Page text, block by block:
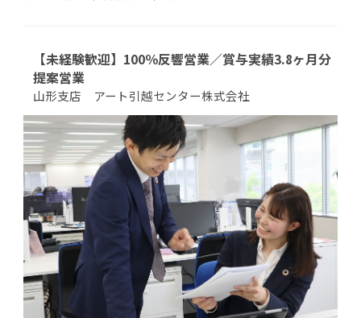
【未経験歓迎】100％反響営業／賞与実績3.8ヶ月分
提案営業
山形支店 アート引越センター株式会社